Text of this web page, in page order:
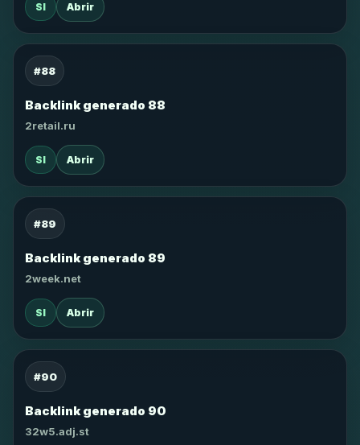
SI Abrir
#88
Backlink generado 88
2retail.ru
SI Abrir
#89
Backlink generado 89
2week.net
SI Abrir
#90
Backlink generado 90
32w5.adj.st